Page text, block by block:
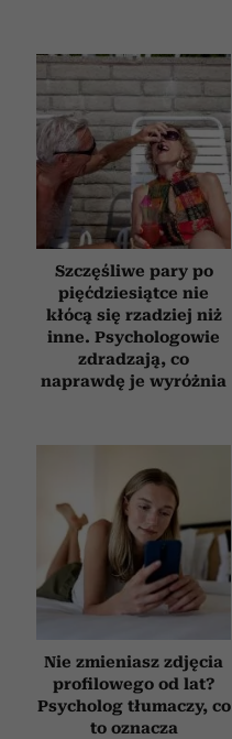
Szczęśliwe pary po
pięćdziesiątce nie
kłócą się rzadziej niż
inne. Psychologowie
zdradzają, co
naprawdę je wyróżnia
Nie zmieniasz zdjęcia
profilowego od lat?
Psycholog tłumaczy, co
to oznacza